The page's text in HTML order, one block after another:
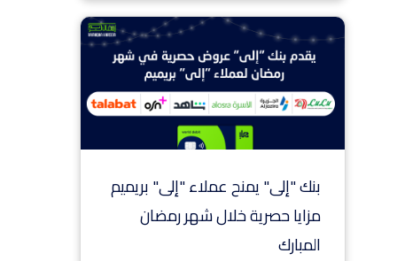
بنك "إلى" يمنح عملاء "إلى" بريميم
مزايا حصرية خلال شهر رمضان
المبارك